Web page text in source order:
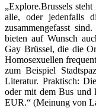
„Explore.Brussels
alle, oder jedenfalls
zusammengefasst
bieten auf Wunsch
Gay Brüssel, die die
Homosexuellen
zum Beispiel
Literatur. Praktisch:
oder mit dem Bus und
EUR.“ (Meinung von